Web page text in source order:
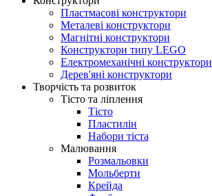
Пластмасові конструктори
Металеві конструктори
Магнітні конструктори
Конструктори типу LEGO
Електромеханічні конструктори
Дерев'яні конструктори
Творчість та розвиток
Тісто та ліплення
Тісто
Пластилін
Набори тіста
Малювання
Розмальовки
Мольберти
Крейда